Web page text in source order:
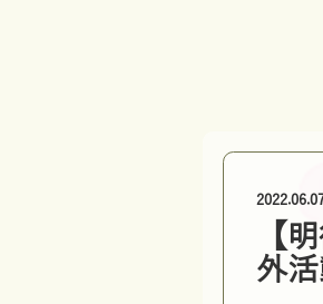
【
外